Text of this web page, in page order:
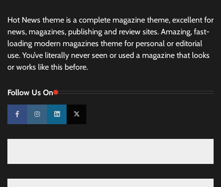
Hot News theme is a complete magazine theme, excellent for
news, magazines, publishing and review sites. Amazing, fast-
loading modern magazines theme for personal or editorial
use. You’ve literally never seen or used a magazine that looks
or works like this before.
Follow Us On